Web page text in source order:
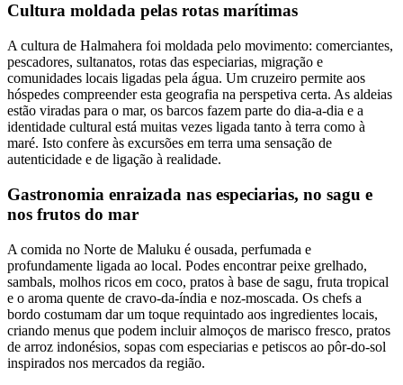
Cultura moldada pelas rotas marítimas
A cultura de Halmahera foi moldada pelo movimento: comerciantes,
pescadores, sultanatos, rotas das especiarias, migração e
comunidades locais ligadas pela água. Um cruzeiro permite aos
hóspedes compreender esta geografia na perspetiva certa. As aldeias
estão viradas para o mar, os barcos fazem parte do dia-a-dia e a
identidade cultural está muitas vezes ligada tanto à terra como à
maré. Isto confere às excursões em terra uma sensação de
autenticidade e de ligação à realidade.
Gastronomia enraizada nas especiarias, no sagu e
nos frutos do mar
A comida no Norte de Maluku é ousada, perfumada e
profundamente ligada ao local. Podes encontrar peixe grelhado,
sambals, molhos ricos em coco, pratos à base de sagu, fruta tropical
e o aroma quente de cravo-da-índia e noz-moscada. Os chefs a
bordo costumam dar um toque requintado aos ingredientes locais,
criando menus que podem incluir almoços de marisco fresco, pratos
de arroz indonésios, sopas com especiarias e petiscos ao pôr-do-sol
inspirados nos mercados da região.